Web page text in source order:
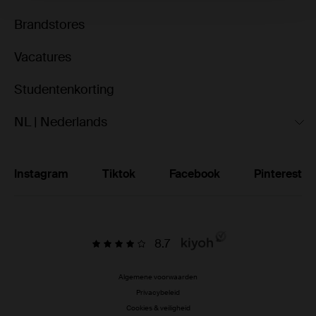
Brandstores
Vacatures
Studentenkorting
NL | Nederlands
Instagram Tiktok Facebook Pinterest
8.7
Algemene voorwaarden
Privacybeleid
Cookies & veiligheid